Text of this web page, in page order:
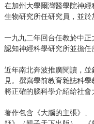
在加州大學爾灣醫學院神
生物研究所任研究員，並於
一九九二年回台任教於中
認知神經科學研究所並擔任
近年南北奔波推廣閱讀，
見。撰寫學前教育雜誌科
將正確的腦科學介紹給社會
著作包含《大腦的主張》